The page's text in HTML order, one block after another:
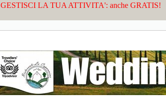
GESTISCI LA TUA ATTIVITA': anche GRATIS!